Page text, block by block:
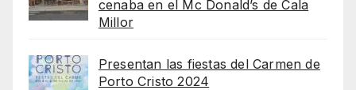
cenaba en el Mc Donald’s de Cala
Millor
Presentan las fiestas del Carmen de
Porto Cristo 2024